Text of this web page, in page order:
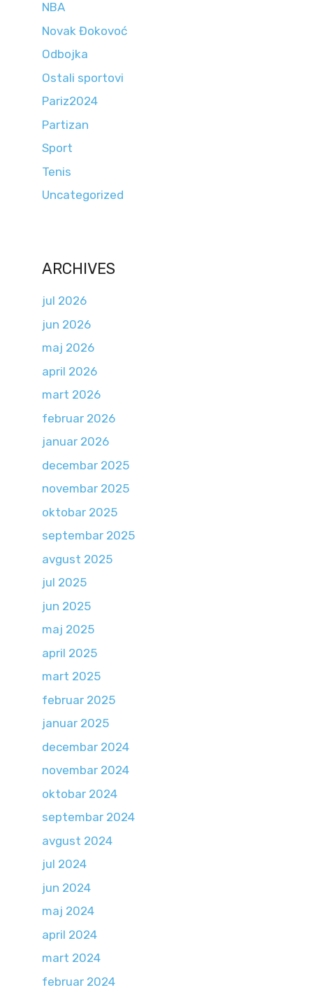
NBA
Novak Đokovoć
Odbojka
Ostali sportovi
Pariz2024
Partizan
Sport
Tenis
Uncategorized
ARCHIVES
jul 2026
jun 2026
maj 2026
april 2026
mart 2026
februar 2026
januar 2026
decembar 2025
novembar 2025
oktobar 2025
septembar 2025
avgust 2025
jul 2025
jun 2025
maj 2025
april 2025
mart 2025
februar 2025
januar 2025
decembar 2024
novembar 2024
oktobar 2024
septembar 2024
avgust 2024
jul 2024
jun 2024
maj 2024
april 2024
mart 2024
februar 2024